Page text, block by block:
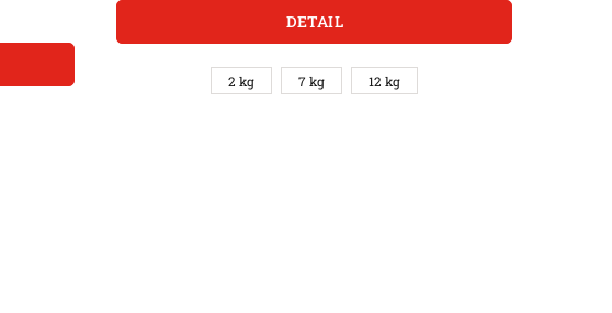
DETAIL
2 kg 7 kg 12 kg